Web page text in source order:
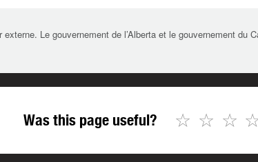
Le gouvernement de l’Alberta et le gouvernement
Was this page useful? ☆
☆
☆